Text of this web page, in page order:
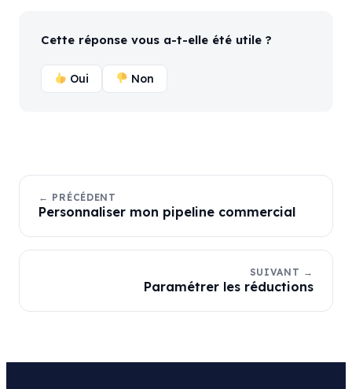
Cette réponse vous a-t-elle été utile ?
Oui Non
← PRÉCÉDENT
Personnaliser mon pipeline commercial
SUIVANT →
Paramétrer les réductions